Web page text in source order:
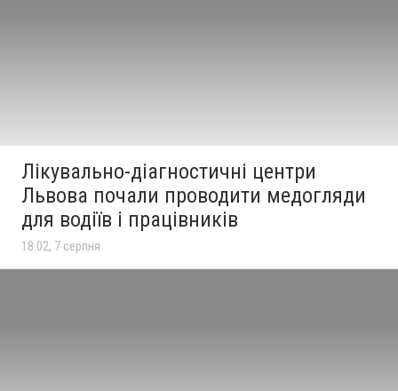
Лікувально-діагностичні центри
Львова почали проводити медогляди
для водіїв і працівників
18:02, 7 серпня